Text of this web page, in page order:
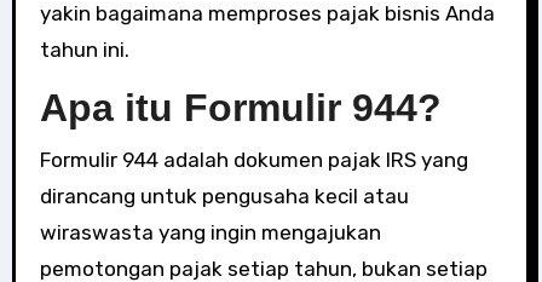
yakin bagaimana memproses pajak bisnis Anda
tahun ini.
Apa itu Formulir 944?
Formulir 944 adalah dokumen pajak IRS yang
dirancang untuk pengusaha kecil atau
wiraswasta yang ingin mengajukan
pemotongan pajak setiap tahun, bukan setiap